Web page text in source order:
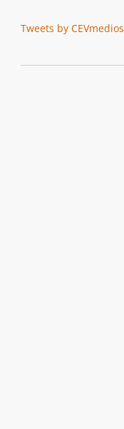
Tweets by CEVmedios